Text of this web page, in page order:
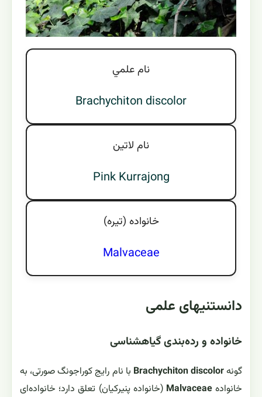
نام علمي
Brachychiton discolor
نام لاتين
Pink Kurrajong
خانواده (تيره)
Malvaceae
دانستنیهای علمی
خانواده و رده‌بندی گیاهشناسی
گونهBrachychiton discolor با نام رایج کوراجونگ صورتی، به
خانوادهMalvaceae (خانواده پنیرکیان) تعلق دارد؛ خانواده‌ای